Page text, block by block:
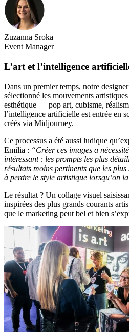
Zuzanna Sroka
Event Manager
L’art et l’intelligence
Dans un premier temps, notre
sélectionné les mouvements
esthétique — pop art, cubisme,
l’intelligence artificielle est entrée en
créés via Midjourney.
Ce processus a été aussi ludique
Emilia : “Créer ces images a
intéressant : les prompts les plus
résultats moins pertinents que les
à perdre le style artistique lorsqu’on
Le résultat ? Un collage visuel
inspirées des plus grands courants
que le marketing peut bel et bien